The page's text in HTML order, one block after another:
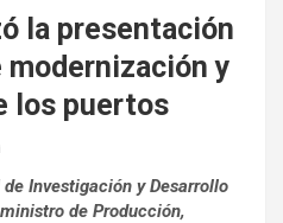
la presentación
modernización y
los puertos
Investigación y Desarrollo
de Producción,